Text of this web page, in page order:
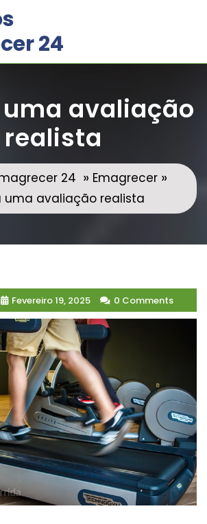
24
uma avaliação
realista
24 » Emagrecer »
uma avaliação realista
Fevereiro 19, 2025 0 Comments